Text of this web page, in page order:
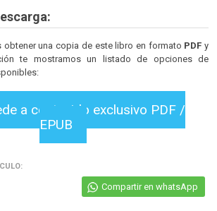
obtener una copia de este libro en formato PDF y
te mostramos un listado de opciones de
a contenido exclusivo PDF /
EPUB
Compartir en whatsApp